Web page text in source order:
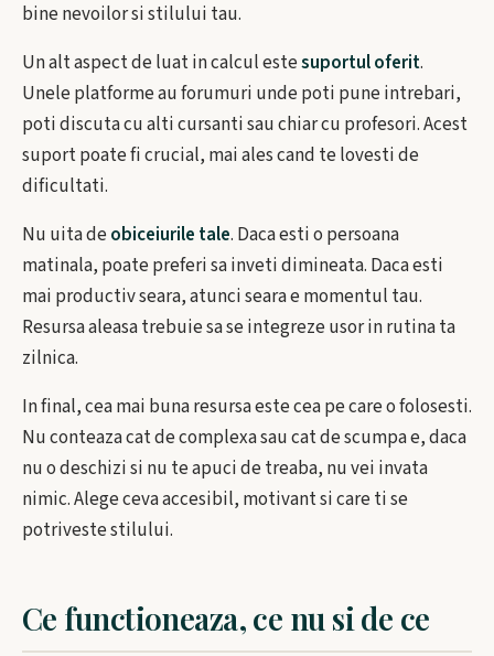
bine nevoilor si stilului tau.
Un alt aspect de luat in calcul estesuportul oferit.
Unele platforme au forumuri unde poti pune intrebari,
poti discuta cu alti cursanti sau chiar cu profesori. Acest
suport poate fi crucial, mai ales cand te lovesti de
dificultati.
Nu uita deobiceiurile tale. Daca esti o persoana
matinala, poate preferi sa inveti dimineata. Daca esti
mai productiv seara, atunci seara e momentul tau.
Resursa aleasa trebuie sa se integreze usor in rutina ta
zilnica.
In final, cea mai buna resursa este cea pe care o folosesti.
Nu conteaza cat de complexa sau cat de scumpa e, daca
nu o deschizi si nu te apuci de treaba, nu vei invata
nimic. Alege ceva accesibil, motivant si care ti se
potriveste stilului.
Ce functioneaza, ce nu si de ce